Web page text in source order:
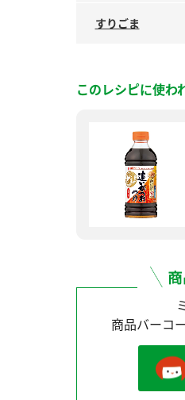
すりごま
このレシピに使わ
商品バーコ